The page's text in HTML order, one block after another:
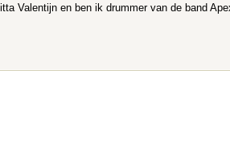
Valentijn en ben ik drummer van de band